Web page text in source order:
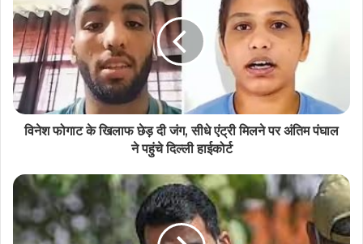
विनेश फोगाट के खिलाफ छेड़ दी जंग, सीधे एंट्री मिलने पर अंतिम पंघाल
ने पहुंचे दिल्ली हाईकोर्ट